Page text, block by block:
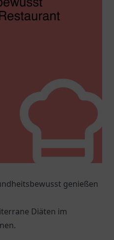
genießen
Diäten im